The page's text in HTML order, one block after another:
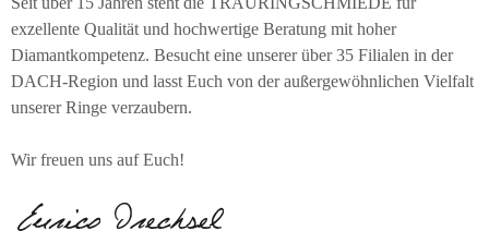
exzellente Qualität und hochwertige Beratung mit hoher
Diamantkompetenz. Besucht eine unserer über 35 Filialen in der
DACH-Region und lasst Euch von der außergewöhnlichen Vielfalt
unserer Ringe verzaubern.
Wir freuen uns auf Euch!